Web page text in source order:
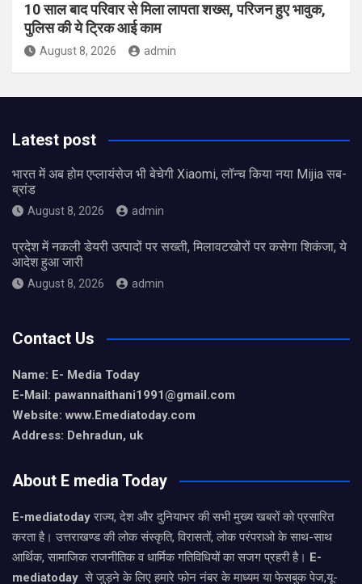
10 साल बाद परिवार से मिला लापता शख्स, परिजन हुए भावुक,
पुलिस की ये ट्रिक आई काम
August 8, 2026 admin
Latest post
भारत में अब होम एप्लायंसेज भी बेचेगी Xiaomi, लॉन्च किया नया Mijia सब-
ब्रांड
August 8, 2026 admin
प्रदेश में नकली डेयरी उत्पादों पर सख्ती, मिलावटखोरों पर कसेगा शिकंजा, ये
आदेश हुआ जारी
August 8, 2026 admin
Contact Us
Name: E- Media Today
E-Mail: pawannaithani1991@gmail.com
Website: www.Emediatoday.com
Address: Dehradun, uk
About E media Today
E-mediatodayराज्य, देश और दुनियाभर की सभी मुख्य खबरों को प्रसारित
करता है। उत्तराखण्ड की लोक संस्कृति, विरासतों, लोक परंपराओ के साथ-साथ
आर्थिक, सामाजिक राजनीतिक व धार्मिक गतिविधियों का सजग प्रहरी है। E-
mediatoday से जुड़ने के लिए हमारे फोन नंबर के माध्यम या फेसबुक पेज,यू-